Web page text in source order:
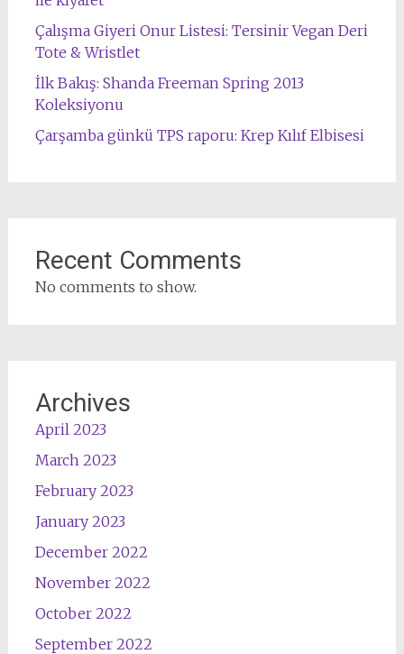
Çalışma Giyeri Onur Listesi: Tersinir Vegan Deri
Tote & Wristlet
İlk Bakış: Shanda Freeman Spring 2013
Koleksiyonu
Çarşamba günkü TPS raporu: Krep Kılıf Elbisesi
Recent Comments
No comments to show.
Archives
April 2023
March 2023
February 2023
January 2023
December 2022
November 2022
October 2022
September 2022